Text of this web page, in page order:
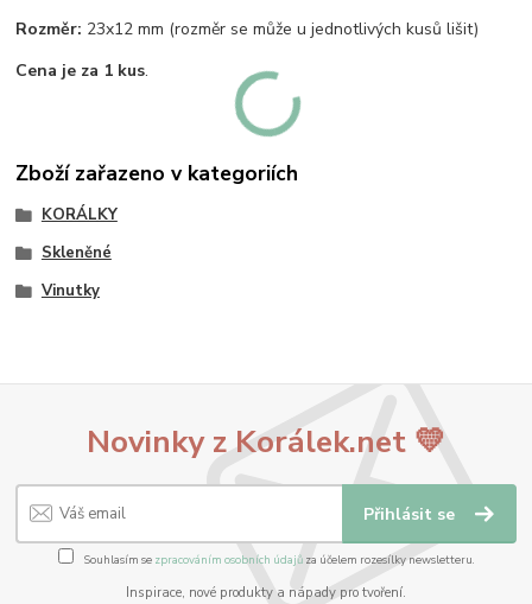
Rozměr: 23x12 mm (rozměr se může u jednotlivých kusů lišit)
Cena je za 1 kus.
Zboží zařazeno v kategoriích
KORÁLKY
Skleněné
Vinutky
Novinky z Korálek.net 💛
Přihlásit se
Souhlasím se zpracováním osobních údajůza účelem rozesílky newsletteru.
Inspirace, nové produkty a nápady pro tvoření.